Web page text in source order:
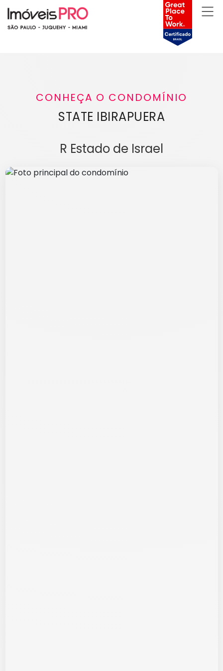
CONHEÇA O CONDOMÍNIO
STATE IBIRAPUERA
R Estado de Israel